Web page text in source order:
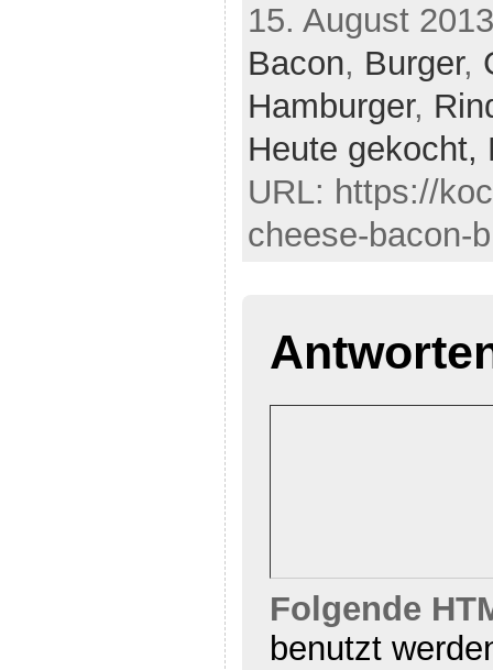
15. August
Bacon, Burger,
Hamburger,
Heute gekocht,
URL: https://
cheese-bacon-
Folgende
benutzt